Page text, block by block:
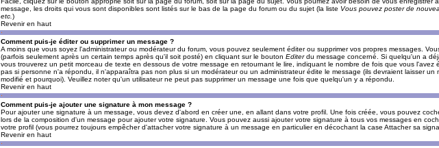
message, les droits qui vous sont disponibles sont listés sur le bas de la page du forum ou du sujet (la liste Vous pouvez poster de
etc. )
Revenir en haut
Comment puis-je éditer ou supprimer un message ?
A moins que vous soyez l'administrateur ou modérateur du forum, vous pouvez seulement éditer ou supprimer vos propres messages.
(parfois seulement après un certain temps après qu'il soit posté) en cliquant sur le bouton Editerdu message concerné. Si quelqu'un a
vous trouverez un petit morceau de texte en dessous de votre message en retournant le lire, indiquant le nombre de fois que vous l'avez
pas si personne n'a répondu, il n'apparaîtra pas non plus si un modérateur ou un administrateur édite le message (ils devraient laisser un
modifié et pourquoi). Veuillez noter qu'un utilisateur ne peut pas supprimer un message une fois que quelqu'un y a répondu.
Revenir en haut
Comment puis-je ajouter une signature à mon message ?
Pour ajouter une signature à un message, vous devez d'abord en créer une, en allant dans votre profil. Une fois créée, vous pouvez
lors de la composition d'un message pour ajouter votre signature. Vous pouvez aussi ajouter votre signature à tous vos messages en
votre profil (vous pourrez toujours empêcher d'attacher votre signature à un message en particulier en décochant la case Attacher sa
Revenir en haut